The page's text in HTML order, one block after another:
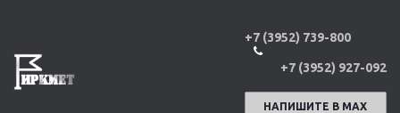
+7 (3952) 739-800
+7 (3952) 927-092
НАПИШИТЕ В МАХ